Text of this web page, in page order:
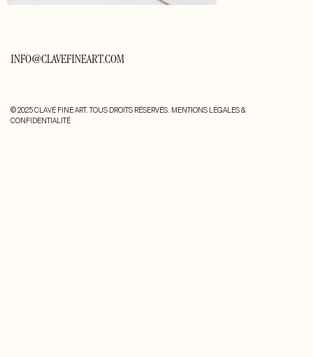
INFO@CLAVEFINEART.COM
© 2025 CLAVÉ FINE ART. TOUS DROITS RÉSERVÉS. MENTIONS LÉGALES &
CONFIDENTIALITÉ